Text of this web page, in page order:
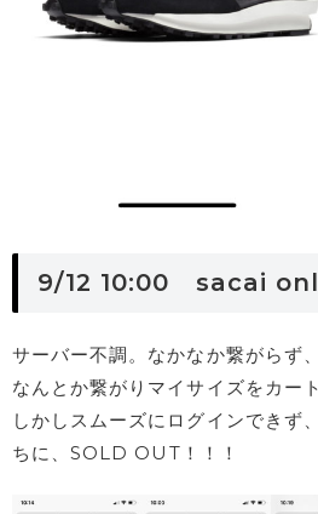
9/12 10:00 sacai
サーバー不調。なかなか繋がらず、
なんとか繋がりマイサイズをカー
しかしスムーズにログインできず
ちに、SOLD OUT！！！